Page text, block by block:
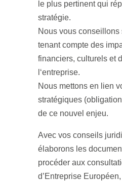
le plus pertinent qui
stratégie.
Nous vous conseillons
tenant compte des
financiers, culturels et
l‘entreprise.
Nous mettons en lien
stratégiques
de ce nouvel enjeu.
Avec vos conseils
élaborons les
procéder aux
d’Entreprise